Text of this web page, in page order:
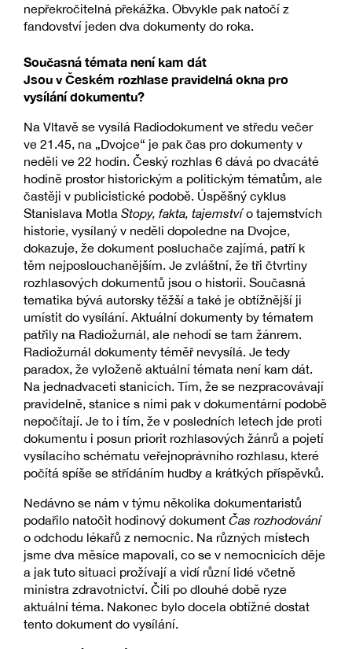
nepřekročitelná překážka. Obvykle pak natočí z
fandovství jeden dva dokumenty do roka.
Současná témata není kam dát
Jsou v Českém rozhlase pravidelná okna pro
vysílání dokumentu?
Na Vltavě se vysílá Radiodokument ve středu večer
ve 21.45, na „Dvojce“ je pak čas pro dokumenty v
neděli ve 22 hodin. Český rozhlas 6 dává po dvacáté
hodině prostor historickým a politickým tématům, ale
častěji v publicistické podobě. Úspěšný cyklus
Stanislava Motla Stopy, fakta, tajemstvío tajemstvích
historie, vysílaný v neděli dopoledne na Dvojce,
dokazuje, že dokument posluchače zajímá, patří k
těm nejposlouchanějším. Je zvláštní, že tři čtvrtiny
rozhlasových dokumentů jsou o historii. Současná
tematika bývá autorsky těžší a také je obtížnější ji
umístit do vysílání. Aktuální dokumenty by tématem
patřily na Radiožurnál, ale nehodí se tam žánrem.
Radiožurnál dokumenty téměř nevysílá. Je tedy
paradox, že vyloženě aktuální témata není kam dát.
Na jednadvaceti stanicích. Tím, že se nezpracovávají
pravidelně, stanice s nimi pak v dokumentární podobě
nepočítají. Je to i tím, že v posledních letech jde proti
dokumentu i posun priorit rozhlasových žánrů a pojetí
vysílacího schématu veřejnoprávního rozhlasu, které
počítá spíše se střídáním hudby a krátkých příspěvků.
Nedávno se nám v týmu několika dokumentaristů
podařilo natočit hodinový dokument Čas rozhodování
o odchodu lékařů z nemocnic. Na různých místech
jsme dva měsíce mapovali, co se v nemocnicích děje
a jak tuto situaci prožívají a vidí různí lidé včetně
ministra zdravotnictví. Čili po dlouhé době ryze
aktuální téma. Nakonec bylo docela obtížné dostat
tento dokument do vysílání.